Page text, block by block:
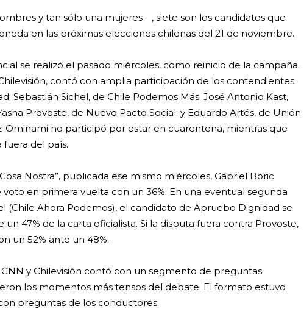
y tan sólo una mujeres—, siete son los candidatos que
en las próximas elecciones chilenas del 21 de noviembre.
se realizó el pasado miércoles, como reinicio de la campaña.
contó con amplia participación de los contendientes:
Sebastián Sichel, de Chile Podemos Más; José Antonio Kast,
Provoste, de Nuevo Pacto Social; y Eduardo Artés, de Unión
Ominami no participó por estar en cuarentena, mientras que
fuera del país.
Nostra”, publicada ese mismo miércoles, Gabriel Boric
en primera vuelta con un 36%. En una eventual segunda
(Chile Ahora Podemos), el candidato de Apruebo Dignidad se
47% de la carta oficialista. Si la disputa fuera contra Provoste,
un 52% ante un 48%.
y Chilevisión contó con un segmento de preguntas
los momentos más tensos del debate. El formato estuvo
preguntas de los conductores.